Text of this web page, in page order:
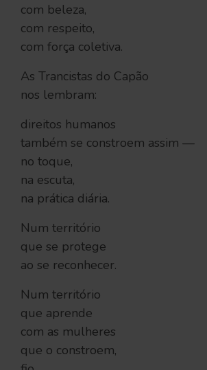
com beleza,
com respeito,
com força coletiva.
As Trancistas do Capão
nos lembram:
direitos humanos
também se constroem assim —
no toque,
na escuta,
na prática diária.
Num território
que se protege
ao se reconhecer.
Num território
que aprende
com as mulheres
que o constroem,